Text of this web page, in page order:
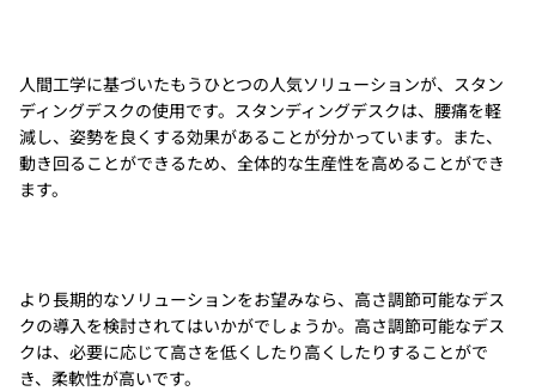
人間工学に基づいたもうひとつの人気ソリューションが、スタン
ディングデスクの使用です。スタンディングデスクは、腰痛を軽
減し、姿勢を良くする効果があることが分かっています。また、
動き回ることができるため、全体的な生産性を高めることができ
ます。
より長期的なソリューションをお望みなら、高さ調節可能なデス
クの導入を検討されてはいかがでしょうか。高さ調節可能なデス
クは、必要に応じて高さを低くしたり高くしたりすることがで
き、柔軟性が高いです。